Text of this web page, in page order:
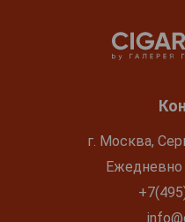
г. Москва,
Ежедневно